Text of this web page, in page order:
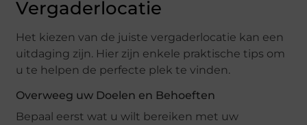
Vergaderlocatie
Het kiezen van de juiste vergaderlocatie kan een
uitdaging zijn. Hier zijn enkele praktische tips om
u te helpen de perfecte plek te vinden.
Overweeg uw Doelen en Behoeften
Bepaal eerst wat u wilt bereiken met uw